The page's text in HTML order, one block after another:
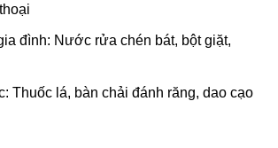
đình: Nước rửa chén bát, bột giặt,
Thuốc lá, bàn chải đánh răng, dao cạo